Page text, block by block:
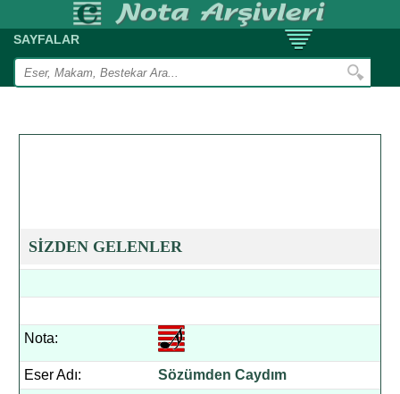
SAYFALAR
SİZDEN GELENLER
Nota:
Eser Adı:
Sözümden Caydım